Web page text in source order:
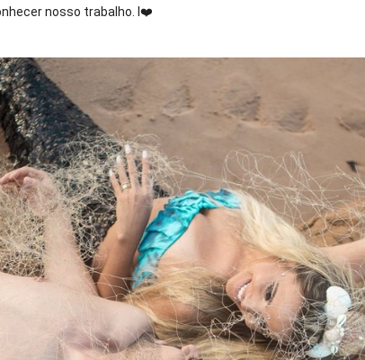
nosso trabalho. I ❤️